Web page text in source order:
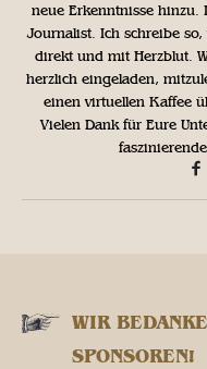
neue Erkenntnisse
Journalist. Ich schreibe
direkt und mit Herzblut.
herzlich eingeladen,
einen virtuellen Kaffee
Vielen Dank für Eure
WIR
SPONSOREN!